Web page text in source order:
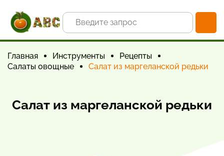
Главная Инструменты
Рецепты
Салаты овощные
Салат из маргеланской редьки
Салат из маргеланской редьки